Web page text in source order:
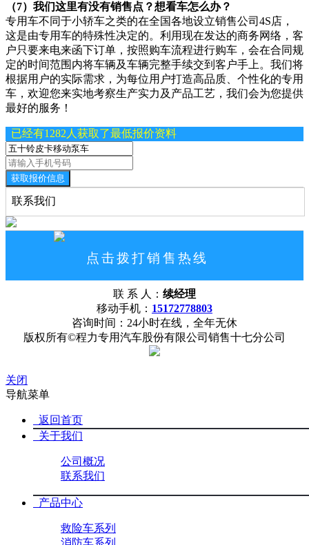
（7）我们这里有没有销售点？想看车怎么办？
专用车不同于小轿车之类的在全国各地设立销售公司4S店，
这是由专用车的特殊性决定的。利用现在发达的商务网络，客
户只要来电来函下订单，按照购车流程进行购车，会在合同规
定的时间范围内将车辆及车辆完整手续交到客户手上。我们将
根据用户的实际需求，为每位用户打造高品质、个性化的专用
车，欢迎您来实地考察生产实力及产品工艺，我们会为您提供
最好的服务！
已经有1282人获取了最低报价资料
获取报价信息
联系我们
点击拨打销售热线
15172778803
公司概况
联 系 人： 续经理
移动手机： 15172778803
咨询时间：24小时在线，全年无休
版权所有©程力专用汽车股份有限公司销售十七分公司
关闭
导航菜单
返回首页
关于我们
公司概况
联系我们
产品中心
救险车系列